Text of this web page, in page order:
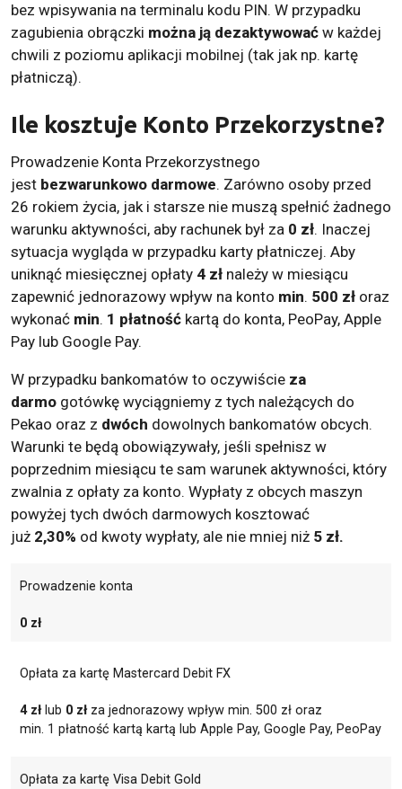
bez wpisywania na terminalu kodu PIN. W przypadku
zagubienia obrączki można ją dezaktywować w każdej
chwili z poziomu aplikacji mobilnej (tak jak np. kartę
płatniczą).
Ile kosztuje Konto Przekorzystne?
Prowadzenie Konta Przekorzystnego
jest bezwarunkowo darmowe. Zarówno osoby przed
26 rokiem życia, jak i starsze nie muszą spełnić żadnego
warunku aktywności, aby rachunek był za 0 zł. Inaczej
sytuacja wygląda w przypadku karty płatniczej. Aby
uniknąć miesięcznej opłaty 4 zł należy w miesiącu
zapewnić jednorazowy wpływ na konto min. 500 zł oraz
wykonać min. 1 płatność kartą do konta, PeoPay, Apple
Pay lub Google Pay.
W przypadku bankomatów to oczywiście za
darmo gotówkę wyciągniemy z tych należących do
Pekao oraz z dwóch dowolnych bankomatów obcych.
Warunki te będą obowiązywały, jeśli spełnisz w
poprzednim miesiącu te sam warunek aktywności, który
zwalnia z opłaty za konto. Wypłaty z obcych maszyn
powyżej tych dwóch darmowych kosztować
już 2,30% od kwoty wypłaty, ale nie mniej niż 5 zł.
Prowadzenie konta
0 zł
Opłata za kartę Mastercard Debit FX
4 złlub 0 złza jednorazowy wpływ min. 500 zł oraz
min. 1 płatność kartą kartą lub Apple Pay, Google Pay, PeoPay
Opłata za kartę Visa Debit Gold